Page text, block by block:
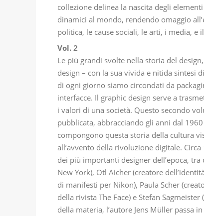
collezione delinea la nascita degli
dinamici al mondo, rendendo omaggio
politica, le cause sociali, le arti, i media,
Vol. 2
Le più grandi svolte nella storia del
design – con la sua vivida e nitida sintesi
di ogni giorno siamo circondati da
interfacce. Il graphic design serve a
i valori di una società. Questo secondo
pubblicata, abbracciando gli anni dal
compongono questa storia della cultura
all’avvento della rivoluzione digitale.
dei più importanti designer dell’epoca,
New York), Otl Aicher (creatore
di manifesti per Nikon), Paula Scher
della rivista The Face) e Stefan
della materia, l’autore Jens Müller passa